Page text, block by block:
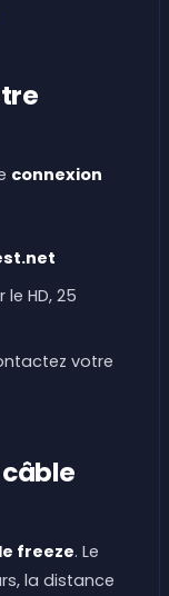
connexion
le HD, 25
votre
câble
freeze. Le
la distance